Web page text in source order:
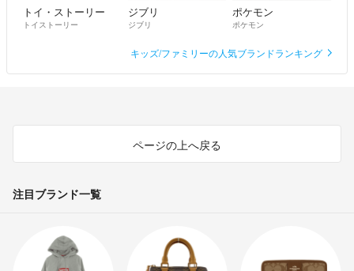
トイ・ストーリー
トイストーリー
ジブリ
ジブリ
ポケモン
ポケモン
キッズ/ファミリーの人気ブランドランキング
ページの上へ戻る
注目ブランド一覧